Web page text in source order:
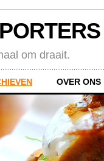
om draait.
OVER ONS